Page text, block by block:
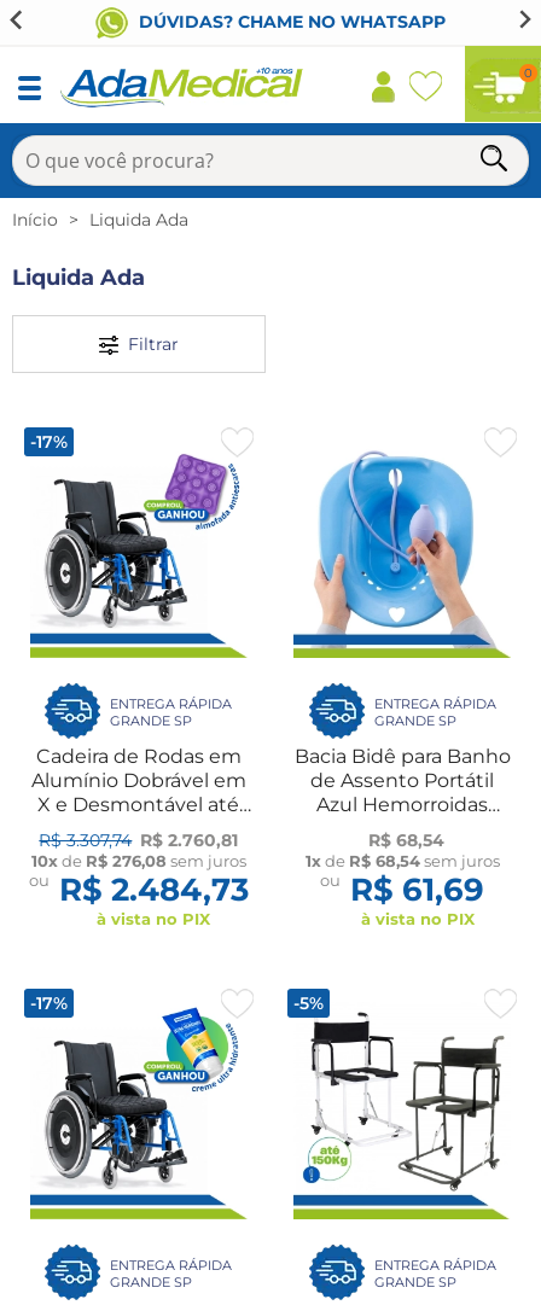
DÚVIDAS? CHAME NO WHATSAPP
0
Início Liquida Ada
Liquida Ada
Filtrar
-17%
ENTREGA RÁPIDA
GRANDE SP
Cadeira de Rodas em
Alumínio Dobrável em
X e Desmontável até
120kg AVD Cores e
Tamanhos Ortobras
R$ 3.307,74 R$ 2.760,81
10xde R$ 276,08 sem juros
ou
R$ 2.484,73
à vista no PIX
ENTREGA RÁPIDA
GRANDE SP
Bacia Bidê para Banho
de Assento Portátil
Azul Hemorroidas
Longevitech
R$ 68,54
1xde R$ 68,54sem juros
ou
R$ 61,69
à vista no PIX
-17%
ENTREGA RÁPIDA
GRANDE SP
-5%
ENTREGA RÁPIDA
GRANDE SP